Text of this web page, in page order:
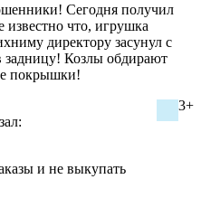
Сегодня получил
известно что, игрушка
директору засунул с
задницу! Козлы обдирают
покрышки!
3+
и не выкупать